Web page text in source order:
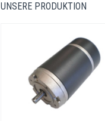
UNSERE PRODUKTION